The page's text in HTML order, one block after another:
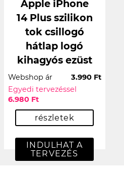
Apple iPhone
14 Plus szilikon
tok csillogó
hátlap logó
kihagyós ezüst
Webshop ár
3.990 Ft
Egyedi tervezéssel
6.980 Ft
részletek
INDULHAT A
TERVEZÉS